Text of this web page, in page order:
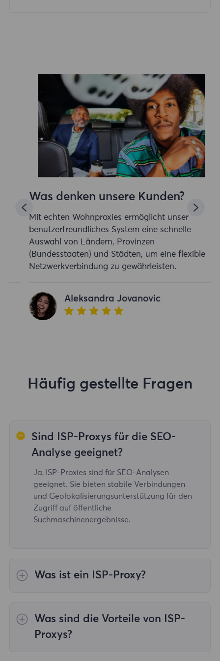
Was denken unsere Kunden?
Mit echten Wohnproxies ermöglicht unser
benutzerfreundliches System eine schnelle
Auswahl von Ländern, Provinzen
(Bundesstaaten) und Städten, um eine flexible
Netzwerkverbindung zu gewährleisten.
Aleksandra Jovanovic
Häufig gestellte Fragen
Sind ISP-Proxys für die SEO-
Analyse geeignet?
Ja, ISP-Proxies sind für SEO-Analysen
geeignet. Sie bieten stabile Verbindungen
und Geolokalisierungsunterstützung für den
Zugriff auf öffentliche
Suchmaschinenergebnisse.
Was ist ein ISP-Proxy?
bereitgestellt werden.
Was sind die Vorteile von ISP-
Proxys?